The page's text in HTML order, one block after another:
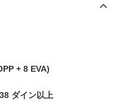
+ 8 EVA)
ダイン以上